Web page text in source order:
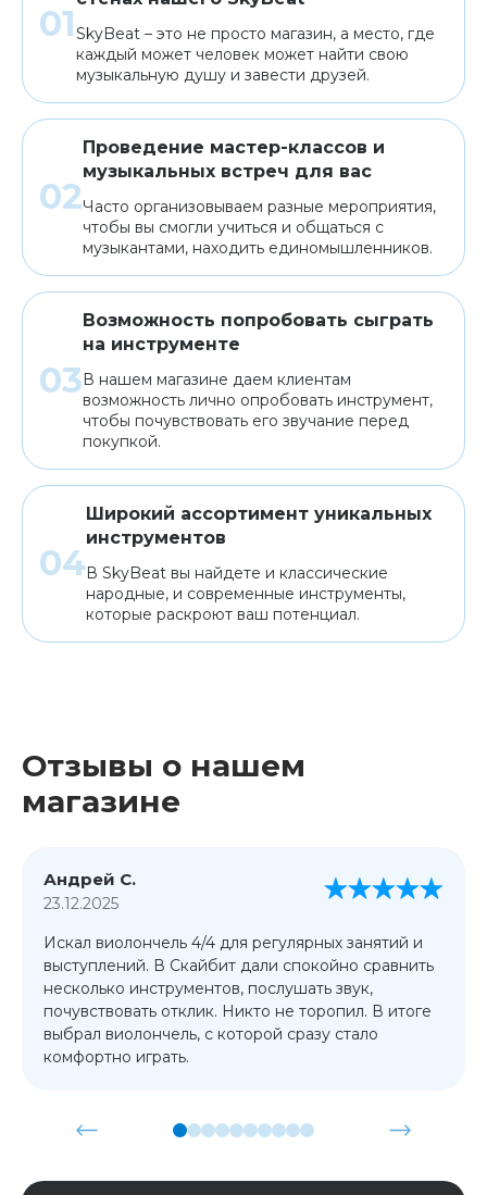
SkyBeat – это не просто магазин, а место, где
каждый может человек может найти свою
музыкальную душу и завести друзей.
Проведение мастер-классов и
музыкальных встреч для вас
Часто организовываем разные мероприятия,
чтобы вы смогли учиться и общаться с
музыкантами, находить единомышленников.
Возможность попробовать сыграть
на инструменте
В нашем магазине даем клиентам
возможность лично опробовать инструмент,
чтобы почувствовать его звучание перед
покупкой.
Широкий ассортимент уникальных
инструментов
В SkyBeat вы найдете и классические
народные, и современные инструменты,
которые раскроют ваш потенциал.
Отзывы о нашем
магазине
Андрей С.
23.12.2025
Искал виолончель 4/4 для регулярных занятий и
выступлений. В Скайбит дали спокойно сравнить
несколько инструментов, послушать звук,
почувствовать отклик. Никто не торопил. В итоге
выбрал виолончель, с которой сразу стало
комфортно играть.